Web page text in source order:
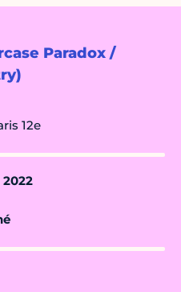
Paradox /
12e